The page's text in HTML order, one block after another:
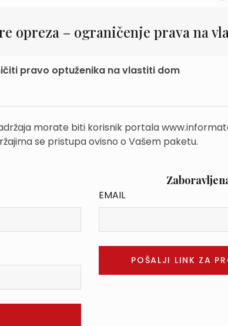
opreza – ograničenje prava na
pravo optuženika na vlastiti dom
morate biti korisnik portala
se pristupa ovisno o Vašem paketu.
EMAIL